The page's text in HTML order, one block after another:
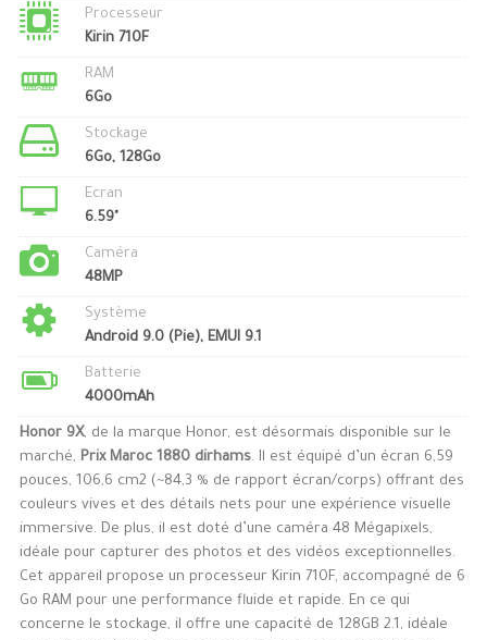
Processeur
Kirin 710F
RAM
6Go
Stockage
6Go, 128Go
Ecran
6.59"
Caméra
48MP
Système
Android 9.0 (Pie), EMUI 9.1
Batterie
4000mAh
Honor 9X, de la marque Honor, est désormais disponible sur le
marché, Prix Maroc 1880 dirhams. Il est équipé d’un écran 6,59
pouces, 106,6 cm2 (~84,3 % de rapport écran/corps) offrant des
couleurs vives et des détails nets pour une expérience visuelle
immersive. De plus, il est doté d’une caméra 48 Mégapixels,
idéale pour capturer des photos et des vidéos exceptionnelles.
Cet appareil propose un processeur Kirin 710F, accompagné de 6
Go RAM pour une performance fluide et rapide. En ce qui
concerne le stockage, il offre une capacité de 128GB 2.1, idéale